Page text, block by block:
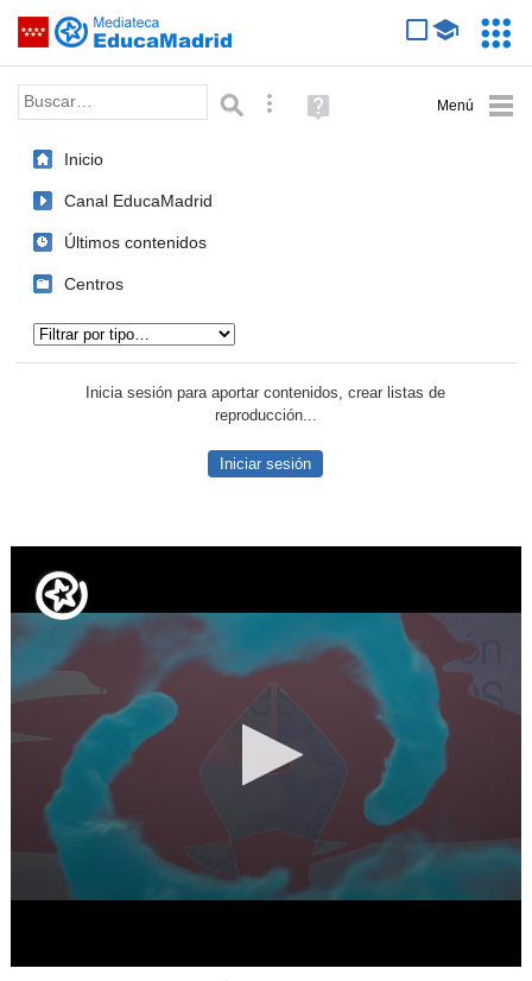
Saltar navegación
Palabra o frase: Búsqueda avanzada
Ayuda
(en
Inicio
Canal EducaMadrid
Últimos contenidos
Centros
Inicia sesión para aportar contenidos, crear listas de
reproducción...
Iniciar sesión